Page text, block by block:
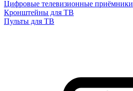
Цифровые телевизионные приёмники
Кронштейны для ТВ
Пульты для ТВ